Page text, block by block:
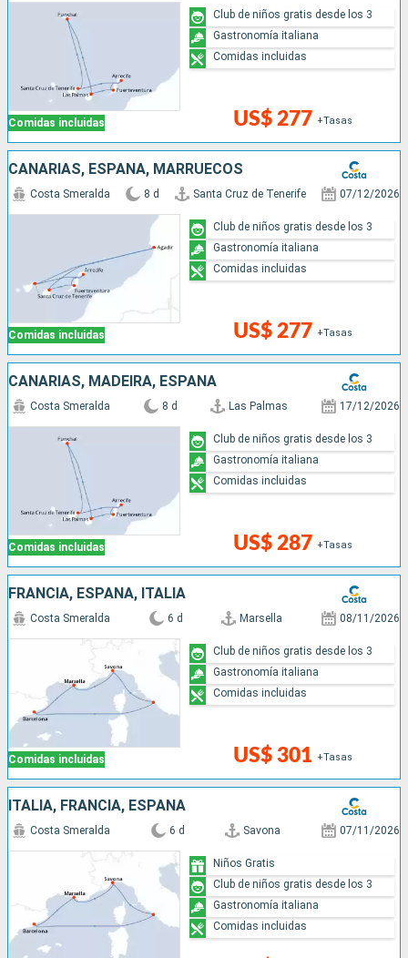
Comidas incluidas US$ 277 +Tasas
Club de niños gratis desde los 3
Gastronomía italiana
Comidas incluidas
CANARIAS, ESPAÑA, MARRUECOS
Comidas incluidas
Costa Smeralda 8 d Santa Cruz de Tenerife 07/12/2026
US$ 277 +Tasas
Club de niños gratis desde los 3
Gastronomía italiana
Comidas incluidas
CANARIAS, MADEIRA, ESPAÑA
Comidas incluidas
Costa Smeralda 8 d Las Palmas 17/12/2026
US$ 287 +Tasas
Club de niños gratis desde los 3
Gastronomía italiana
Comidas incluidas
FRANCIA, ESPAÑA, ITALIA
Comidas incluidas
Costa Smeralda 6 d Marsella 08/11/2026
US$ 301 +Tasas
Club de niños gratis desde los 3
Gastronomía italiana
Comidas incluidas
ITALIA, FRANCIA, ESPAÑA
Costa Smeralda 6 d Savona 07/11/2026
Niños Gratis
Club de niños gratis desde los 3
Gastronomía italiana
Comidas incluidas